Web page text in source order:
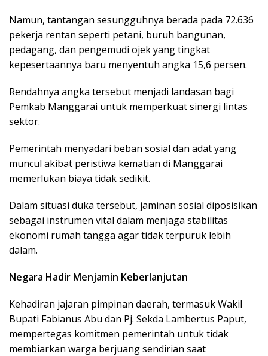
Namun, tantangan sesungguhnya berada pada 72.636
pekerja rentan seperti petani, buruh bangunan,
pedagang, dan pengemudi ojek yang tingkat
kepesertaannya baru menyentuh angka 15,6 persen.
Rendahnya angka tersebut menjadi landasan bagi
Pemkab Manggarai untuk memperkuat sinergi lintas
sektor.
Pemerintah menyadari beban sosial dan adat yang
muncul akibat peristiwa kematian di Manggarai
memerlukan biaya tidak sedikit.
Dalam situasi duka tersebut, jaminan sosial diposisikan
sebagai instrumen vital dalam menjaga stabilitas
ekonomi rumah tangga agar tidak terpuruk lebih
dalam.
Negara Hadir Menjamin Keberlanjutan
Kehadiran jajaran pimpinan daerah, termasuk Wakil
Bupati Fabianus Abu dan Pj. Sekda Lambertus Paput,
mempertegas komitmen pemerintah untuk tidak
membiarkan warga berjuang sendirian saat